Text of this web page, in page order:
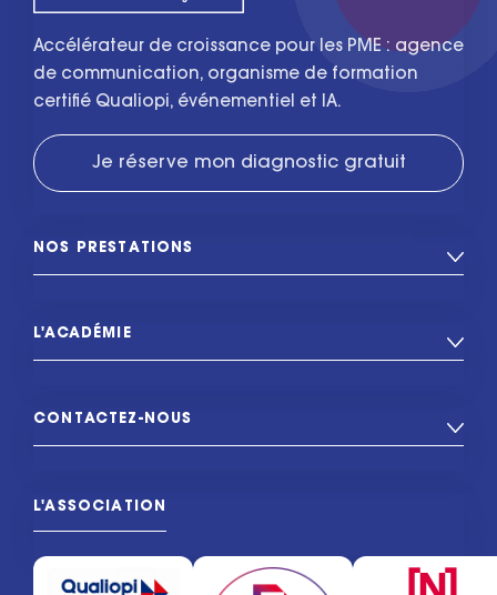
Accélérateur de croissance pour les PME : agence
de communication, organisme de formation
certifié Qualiopi, événementiel et IA.
Je réserve mon diagnostic gratuit
NOS PRESTATIONS
L'ACADÉMIE
CONTACTEZ-NOUS
L'ASSOCIATION